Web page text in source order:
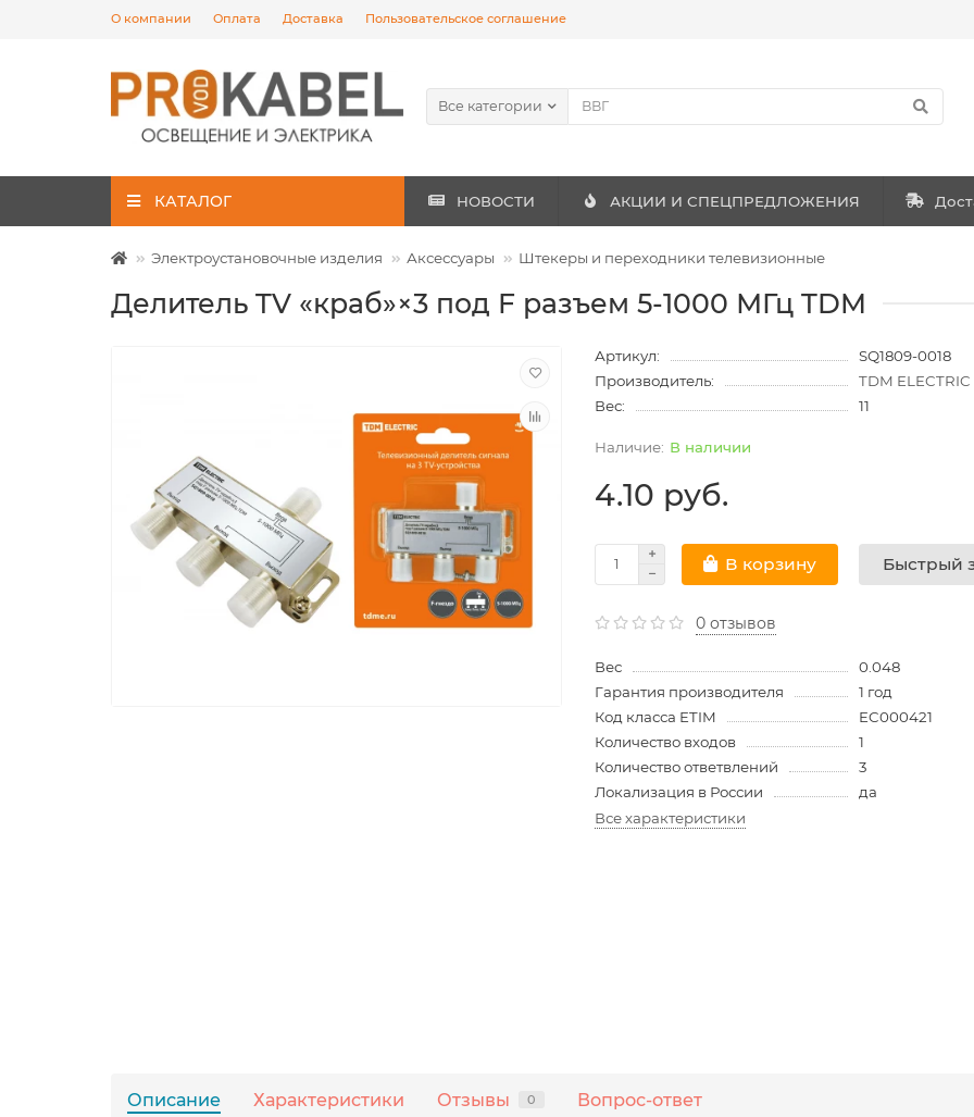
О компании Оплата Доставка Пользовательское соглашение
Все категории
КАТАЛОГ НОВОСТИ АКЦИИ И СПЕЦПРЕДЛОЖЕНИЯ
Электроустановочные изделия Аксессуары Штекеры и переходники телевизионные
Делитель TV «краб»×3 под F разъем 5-1000 МГц TDM
Артикул:
SQ1809-0018
Производитель:
TDM ELECTRIC
Вес:
11
В наличии
4.10 руб.
В корзину Быстрый
0 отзывов
Вес
0.048
Гарантия производителя
1 год
Код класса ETIM
EC000421
Количество входов
1
Количество ответвлений
3
Локализация в России
да
Все характеристики
Описание Характеристики Отзывы 0 Вопрос-ответ